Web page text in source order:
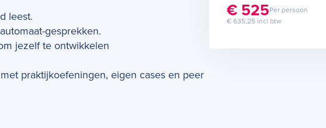
€ 525Per persoon
€ 635,25 incl btw
leest.
gesprekken.
jezelf te ontwikkelen
praktijkoefeningen, eigen cases en peer